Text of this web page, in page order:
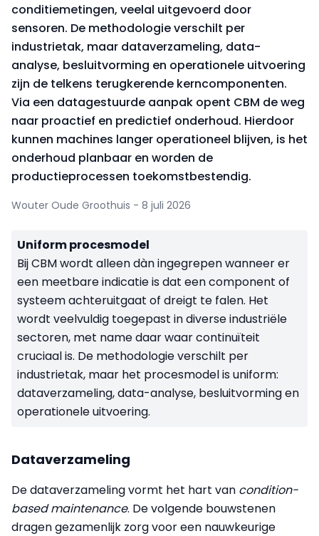
conditiemetingen, veelal uitgevoerd door
sensoren. De methodologie verschilt per
industrietak, maar dataverzameling, data-
analyse, besluitvorming en operationele uitvoering
zijn de telkens terugkerende kerncomponenten.
Via een datagestuurde aanpak opent CBM de weg
naar proactief en predictief onderhoud. Hierdoor
kunnen machines langer operationeel blijven, is het
onderhoud planbaar en worden de
productieprocessen toekomstbestendig.
Wouter Oude Groothuis - 8 juli 2026
Uniform procesmodel
Bij CBM wordt alleen dàn ingegrepen wanneer er
een meetbare indicatie is dat een component of
systeem achteruitgaat of dreigt te falen. Het
wordt veelvuldig toegepast in diverse industriële
sectoren, met name daar waar continuïteit
cruciaal is. De methodologie verschilt per
industrietak, maar het procesmodel is uniform:
dataverzameling, data-analyse, besluitvorming en
operationele uitvoering.
Dataverzameling
De dataverzameling vormt het hart van condition-
based maintenance. De volgende bouwstenen
dragen gezamenlijk zorg voor een nauwkeurige